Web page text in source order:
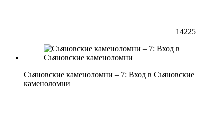
14225
Сьяновские каменоломни – 7: Вход в Сьяновские
каменоломни